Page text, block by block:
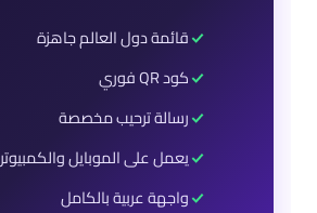
قائمة دول العالم جاهزة
كود QR فوري
رسالة ترحيب مخصصة
يعمل على الموبايل والكمبيوتر
واجهة عربية بالكامل